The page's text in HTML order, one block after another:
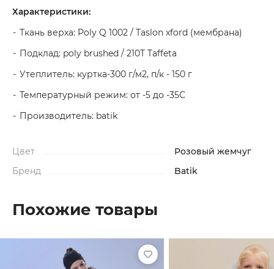
Характеристики:
Ткань верха: Poly Q 1002 / Taslon xford (мембрана)
Подклад: poly brushed / 210T Taffeta
Утеплитель: куртка-300 г/м2, п/к - 150 г
Температурный режим: от -5 до -35С
Производитель: batik
Цвет
Розовый жемчуг
Бренд
Batik
Похожие товары